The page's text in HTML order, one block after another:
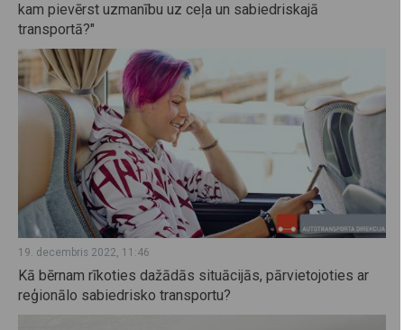
kam pievērst uzmanību uz ceļa un sabiedriskajā
transportā?"
19. decembris 2022, 11:46
Kā bērnam rīkoties dažādās situācijās, pārvietojoties ar
reģionālo sabiedrisko transportu?